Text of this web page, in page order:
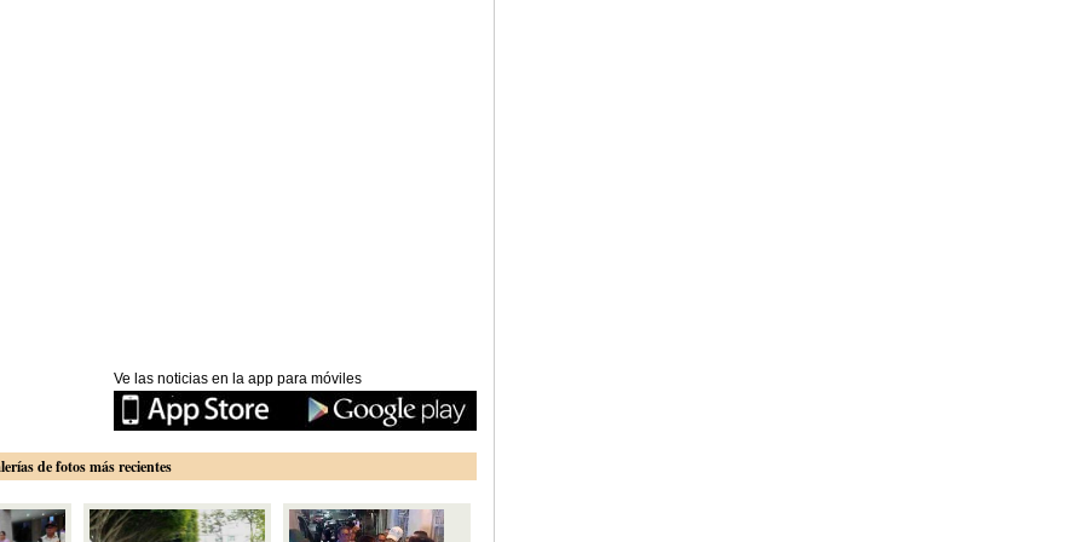
Ve las noticias en la app para móviles
de fotos más recientes